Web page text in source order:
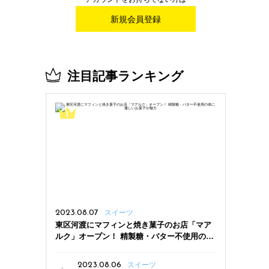
新規会員登録
注目記事ランキング
2023.08.07 スイーツ
東区河渡にマフィンと焼き菓子のお店「マア
ルク」オープン！ 精製糖・バター不使用の体
2023.08.06
スイーツ